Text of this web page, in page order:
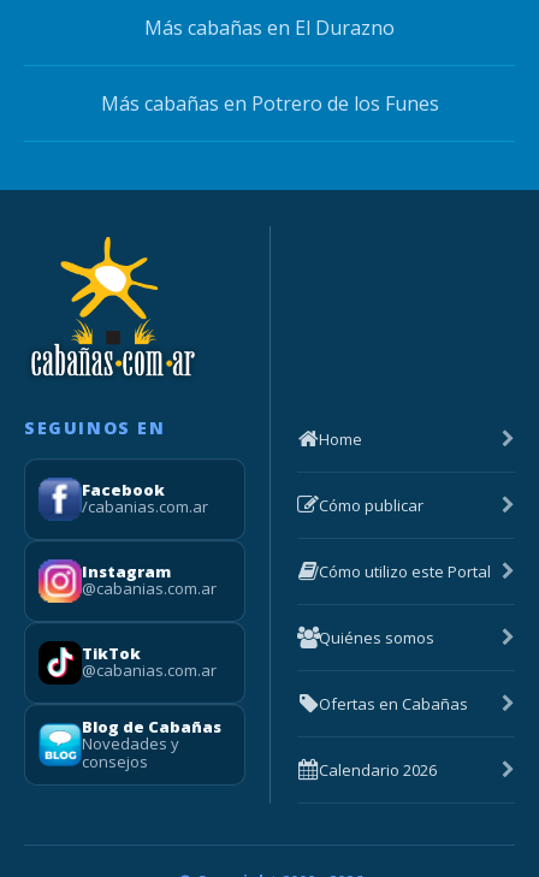
Más cabañas en El Durazno
Más cabañas en Potrero de los Funes
SEGUINOS EN
Facebook
/cabanias.com.ar
Instagram
@cabanias.com.ar
TikTok
@cabanias.com.ar
Blog de Cabañas
Novedades y
consejos
Home
Cómo publicar
Cómo utilizo este Portal
Quiénes somos
Ofertas en Cabañas
Calendario 2026